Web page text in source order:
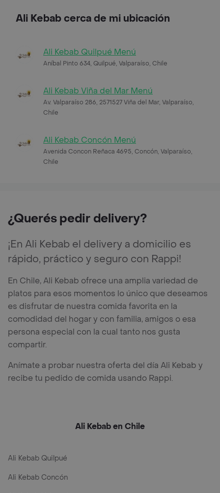
Ali Kebab cerca de mi ubicación
Ali Kebab Quilpué Menú
Aníbal Pinto 634, Quilpué, Valparaíso, Chile
Ali Kebab Viña del Mar Menú
Av. Valparaíso 286, 2571527 Viña del Mar, Valparaíso,
Chile
Ali Kebab Concón Menú
Avenida Concon Reñaca 4695, Concón, Valparaíso,
Chile
¿Querés pedir delivery?
¡En Ali Kebab el delivery a domicilio es
rápido, práctico y seguro con Rappi!
En Chile, Ali Kebab ofrece una amplia variedad de
platos para esos momentos lo único que deseamos
es disfrutar de nuestra comida favorita en la
comodidad del hogar y con familia, amigos o esa
persona especial con la cual tanto nos gusta
compartir.
Anímate a probar nuestra oferta del día Ali Kebab y
recibe tu pedido de comida usando Rappi.
Ali Kebab en Chile
Ali Kebab Quilpué
Ali Kebab Concón